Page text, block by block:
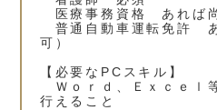
医療事務資格 あれば
普通自動車運転免許
可）
【必要なPCスキル】
Ｗｏｒｄ、Ｅｘｃｅｌ
行えること